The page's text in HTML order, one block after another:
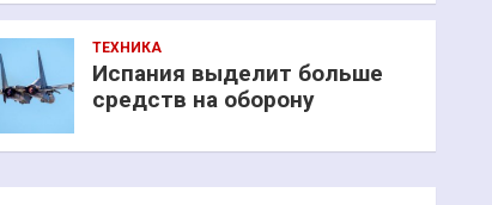
ТЕХНИКА
Испания выделит больше
средств на оборону